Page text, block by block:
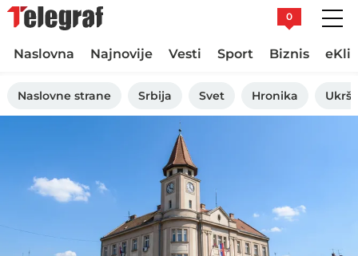
0
Naslovna Najnovije Vesti Sport Biznis
Naslovne strane Srbija Svet Hronika